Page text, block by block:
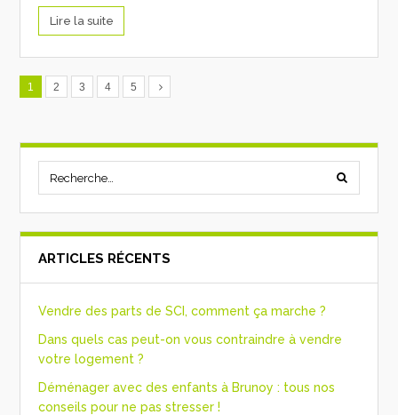
Lire la suite
1 2 3 4 5
ARTICLES RÉCENTS
Vendre des parts de SCI, comment ça marche ?
Dans quels cas peut-on vous contraindre à vendre
votre logement ?
Déménager avec des enfants à Brunoy : tous nos
conseils pour ne pas stresser !